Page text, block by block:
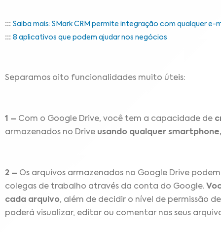
::: Saiba mais: SMark CRM permite integração com qualquer e-
::: 8 aplicativos que podem ajudar nos negócios
Separamos oito funcionalidades muito úteis:
1 – Com o Google Drive, você tem a capacidade de
armazenados no Drive usando qualquer
2 – Os arquivos armazenados no Google Drive
colegas de trabalho através da conta do Google.
cada arquivo, além de decidir o nível de permissão
poderá visualizar, editar ou comentar nos seus